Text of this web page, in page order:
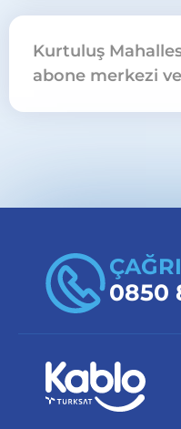
Kurtuluş
abone merkezi
0850